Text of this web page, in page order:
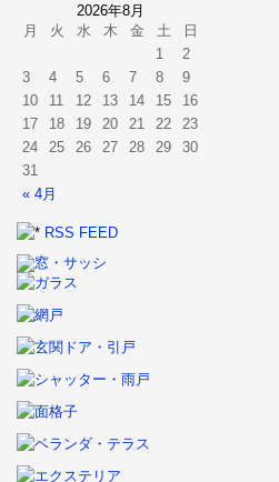
2026年8月
月
火 水 木 金 土 日
« 4月
1
2
3
4 5 6 7 8
9
10
11 12 13 14 15
16
17
18 19 20 21 22
23
24
25 26 27 28 29
30
31
RSS FEED